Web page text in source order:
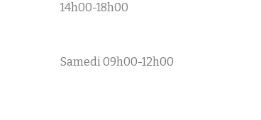
14h00-18h00
Samedi 09h00-12h00